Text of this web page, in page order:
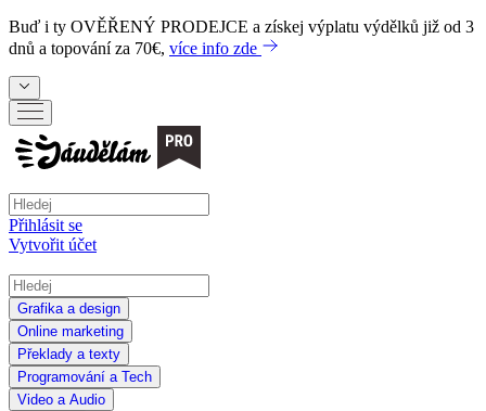
Buď i ty OVĚŘENÝ PRODEJCE a získej výplatu výdělků již od 3
dnů a topování za 70€, více info zde
Přihlásit se
Vytvořit účet
Grafika a design
Online marketing
Překlady a texty
Programování a Tech
Video a Audio